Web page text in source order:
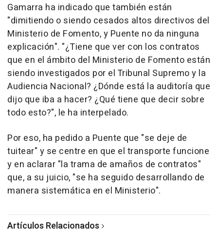
Gamarra ha indicado que también están
"dimitiendo o siendo cesados altos directivos del
Ministerio de Fomento, y Puente no da ninguna
explicación". "¿Tiene que ver con los contratos
que en el ámbito del Ministerio de Fomento están
siendo investigados por el Tribunal Supremo y la
Audiencia Nacional? ¿Dónde está la auditoría que
dijo que iba a hacer? ¿Qué tiene que decir sobre
todo esto?", le ha interpelado.
Por eso, ha pedido a Puente que "se deje de
tuitear" y se centre en que el transporte funcione
y en aclarar "la trama de amaños de contratos"
que, a su juicio, "se ha seguido desarrollando de
manera sistemática en el Ministerio".
Artículos Relacionados